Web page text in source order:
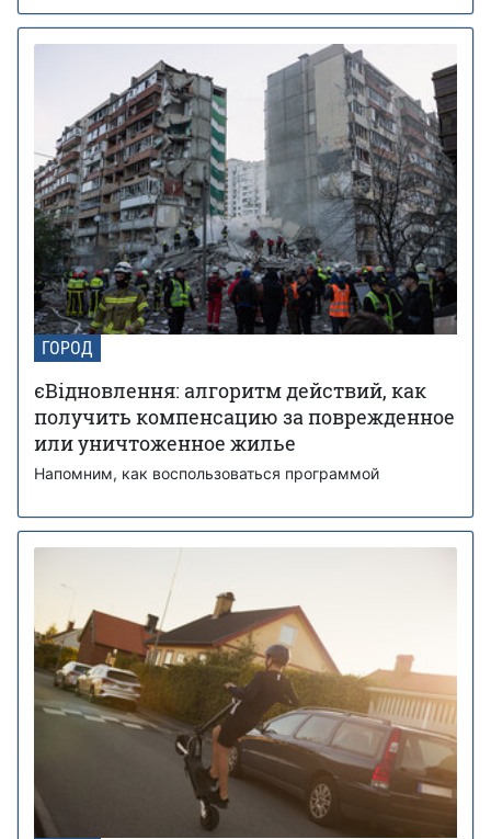
ГОРОД
єВідновлення: алгоритм действий, как
получить компенсацию за поврежденное
или уничтоженное жилье
Напомним, как воспользоваться программой